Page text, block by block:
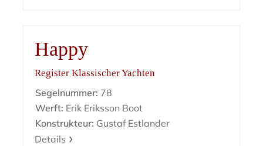
Happy
Register Klassischer Yachten
Segelnummer: 78
Werft: Erik Eriksson Boot
Konstrukteur: Gustaf Estlander
Details